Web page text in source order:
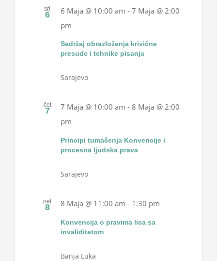
sri
6
Sadržaj obrazloženja krivične
presude i tehnike pisanja
6 Maja @ 10:00 am -7 Maja @ 2:00
pm
Sarajevo
čet
7
Principi tumačenja Konvencije i
procesna ljudska prava
7 Maja @ 10:00 am -8 Maja @ 2:00
pm
Sarajevo
pet
8
Konvencija o pravima lica sa
invaliditetom
8 Maja @ 11:00 am - 1:30 pm
Banja Luka